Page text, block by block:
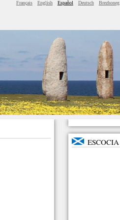
Français English Español Deutsch Brezhoneg
ESCOCIA